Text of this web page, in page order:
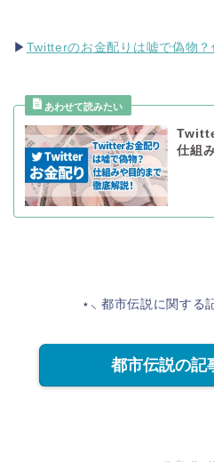
▶ Twitterのお金配りは嘘で偽物？
仕組
⋆⸜ 都市伝説に関する
都市伝説の記